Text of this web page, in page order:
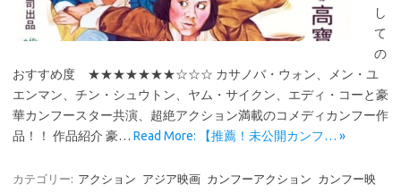
し
て
の
おすすめ度 ★★★★★★★☆☆☆ カサノバ・ウォン、メン・ユ
エンマン、チン・シュウトン、ヤム・サイクン、エディ・コーと豪
華カンフースター共演、超絶アクション満載のコメディカンフー作
品！！ 作品紹介 豪… Read More: 【推薦！未公開カンフ… »
カテゴリー: アクション アジア映画 カンフーアクション
カンフー映